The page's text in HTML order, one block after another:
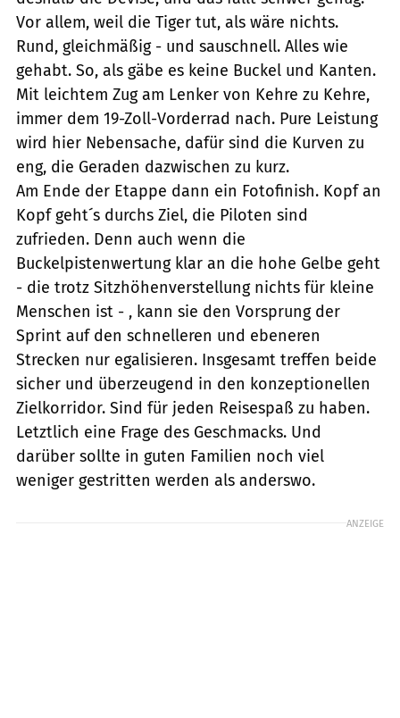
Vor allem, weil die Tiger tut, als wäre nichts.
Rund, gleichmäßig - und sauschnell. Alles wie
gehabt. So, als gäbe es keine Buckel und Kanten.
Mit leichtem Zug am Lenker von Kehre zu Kehre,
immer dem 19-Zoll-Vorderrad nach. Pure Leistung
wird hier Nebensache, dafür sind die Kurven zu
eng, die Geraden dazwischen zu kurz.
Am Ende der Etappe dann ein Fotofinish. Kopf an
Kopf geht´s durchs Ziel, die Piloten sind
zufrieden. Denn auch wenn die
Buckelpistenwertung klar an die hohe Gelbe geht
- die trotz Sitzhöhenverstellung nichts für kleine
Menschen ist - , kann sie den Vorsprung der
Sprint auf den schnelleren und ebeneren
Strecken nur egalisieren. Insgesamt treffen beide
sicher und überzeugend in den konzeptionellen
Zielkorridor. Sind für jeden Reisespaß zu haben.
Letztlich eine Frage des Geschmacks. Und
darüber sollte in guten Familien noch viel
weniger gestritten werden als anderswo.
ANZEIGE